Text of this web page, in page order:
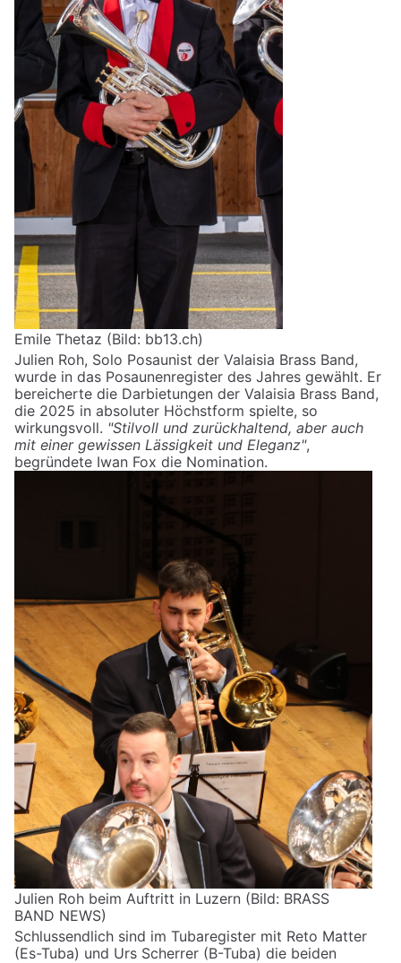
Emile Thetaz (Bild: bb13.ch)
Julien Roh, Solo Posaunist der Valaisia Brass Band,
wurde in das Posaunenregister des Jahres gewählt. Er
bereicherte die Darbietungen der Valaisia ​​Brass Band,
die 2025 in absoluter Höchstform spielte, so
wirkungsvoll. "Stilvoll und zurückhaltend, aber auch
mit einer gewissen Lässigkeit und Eleganz",
begründete Iwan Fox die Nomination.
Julien Roh beim Auftritt in Luzern (Bild: BRASS
BAND NEWS)
Schlussendlich sind im Tubaregister mit Reto Matter
(Es-Tuba) und Urs Scherrer (B-Tuba) die beiden